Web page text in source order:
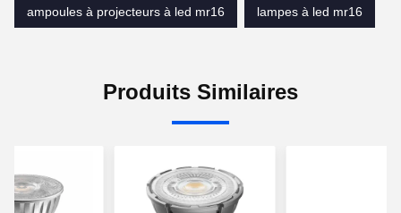
ampoules à projecteurs à led mr16 lampes à led mr16
Produits Similaires